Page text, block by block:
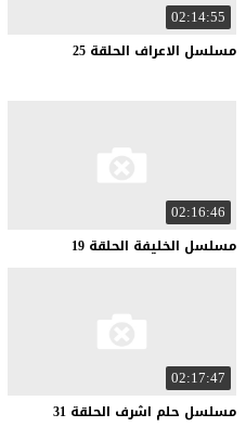
02:14:55
مسلسل الاعراف الحلقة 25
02:16:46
مسلسل الخليفة الحلقة 19
02:17:47
مسلسل حلم اشرف الحلقة 31